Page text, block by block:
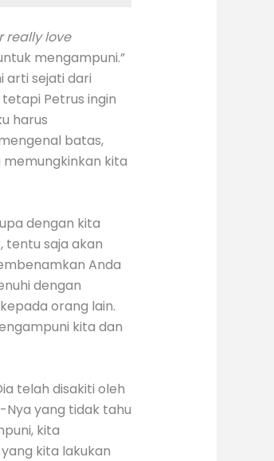
really love
mengampuni.”
arti sejati dari
Petrus ingin
harus
batas,
kita
dengan kita
tentu saja akan
Anda
dengan
orang lain.
kita dan
telah disakiti oleh
yang tidak tahu
kita
kita lakukan